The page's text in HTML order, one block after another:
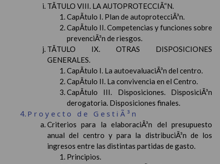
TÃTULO VIII. LA AUTOPROTECCIÃ“N.
CapÃ­tulo I. Plan de autoprotecciÃ³n.
CapÃ­tulo II. Competencias y funciones sobre
prevenciÃ³n de riesgos.
TÃTULO IX. OTRAS DISPOSICIONES
GENERALES.
CapÃ­tulo I. La autoevaluaciÃ³n del centro.
CapÃ­tulo II. La convivencia en el Centro.
CapÃ­tulo III. Disposiciones. DisposiciÃ³n
derogatoria. Disposiciones finales.
Proyecto de GestiÃ³n
Criterios para la elaboraciÃ³n del presupuesto
anual del centro y para la distribuciÃ³n de los
ingresos entre las distintas partidas de gasto.
Principios.